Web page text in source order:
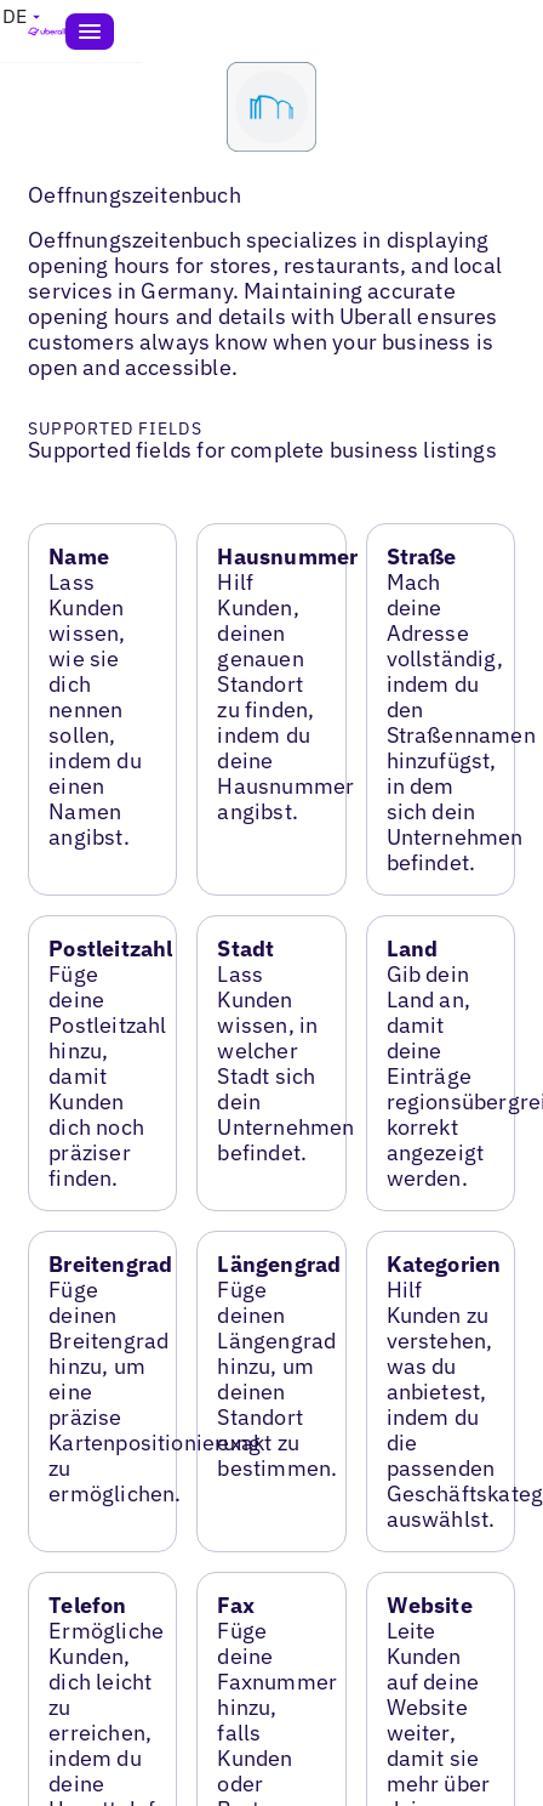
DE
Oeffnungszeitenbuch
Oeffnungszeitenbuch specializes in displaying
opening hours for stores, restaurants, and local
services in Germany. Maintaining accurate
opening hours and details with Uberall ensures
customers always know when your business is
open and accessible.
SUPPORTED FIELDS
Supported fields for complete business listings
Name
Lass
Kunden
wissen,
wie sie
dich
nennen
sollen,
indem du
einen
Namen
angibst.
Hausnummer
Hilf
Kunden,
deinen
genauen
Standort
zu finden,
indem du
deine
Hausnummer
angibst.
Straße
Mach
deine
Adresse
vollständig,
indem du
den
Straßennamen
hinzufügst,
in dem
sich dein
Unternehmen
befindet.
Postleitzahl
Füge
deine
Postleitzahl
hinzu,
damit
Kunden
dich noch
präziser
finden.
Stadt
Lass
Kunden
wissen, in
welcher
Stadt sich
dein
Unternehmen
befindet.
Land
Gib dein
Land an,
damit
deine
Einträge
korrekt
angezeigt
werden.
Breitengrad
Füge
deinen
Breitengrad
hinzu, um
eine
präzise
Kartenpositionierung
zu
ermöglichen.
Längengrad
Füge
deinen
Längengrad
hinzu, um
deinen
Standort
exakt zu
bestimmen.
Kategorien
Hilf
Kunden zu
verstehen,
was du
anbietest,
indem du
die
passenden
auswählst.
Telefon
Ermögliche
Kunden,
dich leicht
zu
erreichen,
indem du
deine
Fax
Füge
deine
Faxnummer
hinzu,
falls
Kunden
oder
Website
Leite
Kunden
auf deine
Website
weiter,
damit sie
mehr über